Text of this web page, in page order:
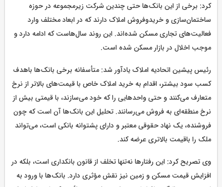
کرد: برخی از این بانک‌ها حتی چندین شرکت زیرمجموعه در حوزه
ساختمان‌سازی و خریدوفروش املاک دارند که در ابعاد مختلف وارد
فعالیت‌های تجاری مسکن شده‌اند. این روند سال‌هاست که ادامه دارد و
موجب اخلال در بازار مسکن شده است.
رئیس پیشین اتحادیه املاک یادآور شد: متأسفانه برخی بانک‌ها باهدف
کسب سود بیشتر، اقدام به خرید املاک خاص با قیمت‌های بالاتر از نرخ
متعارف می‌کنند و حتی واحدهایی را که خود می‌سازند، با قیمتی بیش از
نرخ منطقه‌ای به فروش می‌رسانند. تحلیل این بانک‌ها آن است که چون
فروشنده، یک نهاد حقوقی معتبر و دارای پشتوانه بانکی است، می‌تواند
ملک را باقیمت بالاتری عرضه کند.
وی تصریح کرد: این رفتارها نه‌تنها تخلف از قانون بانکداری است، بلکه در
افزایش قیمت مسکن و زمین نیز نقش مؤثری دارد. بانک‌ها با ورود به